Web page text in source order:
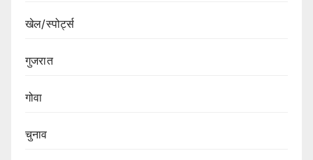
खेल/स्पोर्ट्स
गुजरात
गोवा
चुनाव